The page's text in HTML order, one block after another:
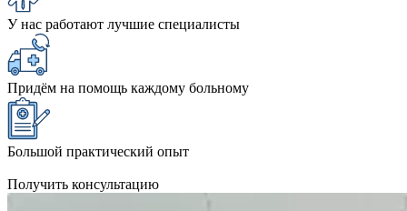
У нас работают лучшие специалисты
Придём на помощь каждому больному
Большой практический опыт
Получить консультацию